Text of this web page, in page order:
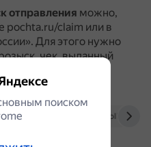
отправления можно,
pochta.ru/claim или в
Для этого нужно
чек, выданный
копию, а также
fintolk.pro
поиском